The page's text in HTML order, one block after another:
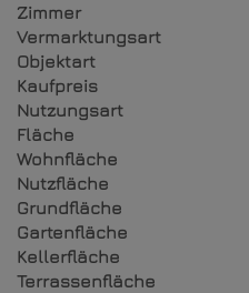
Zimmer
Vermarktungsart
Objektart
Kaufpreis
Nutzungsart
Fläche
Wohnfläche
Nutzfläche
Grundfläche
Gartenfläche
Kellerfläche
Terrassenfläche